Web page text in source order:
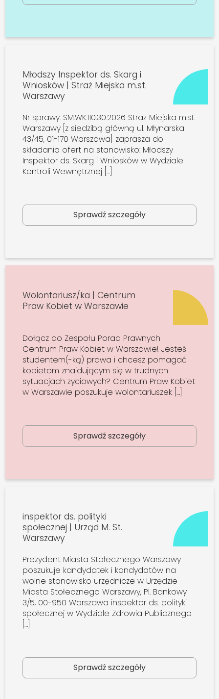
Młodszy Inspektor ds. Skarg i
Wniosków | Straż Miejska m.st.
Warszawy
Nr sprawy: SM.WK.110.30.2026 Straż Miejska m.st.
Warszawy [z siedzibą główną ul. Młynarska
43/45, 01-170 Warszawa] zaprasza do
składania ofert na stanowisko: Młodszy
Inspektor ds. Skarg i Wniosków w Wydziale
Kontroli Wewnętrznej […]
Sprawdź szczegóły
Wolontariusz/ka | Centrum
Praw Kobiet w Warszawie
Dołącz do Zespołu Porad Prawnych
Centrum Praw Kobiet w Warszawie! Jesteś
studentem(-ką) prawa i chcesz pomagać
kobietom znajdującym się w trudnych
sytuacjach życiowych? Centrum Praw Kobiet
w Warszawie poszukuje wolontariuszek […]
Sprawdź szczegóły
inspektor ds. polityki
społecznej | Urząd M. St.
Warszawy
Prezydent Miasta Stołecznego Warszawy
poszukuje kandydatek i kandydatów na
wolne stanowisko urzędnicze w Urzędzie
Miasta Stołecznego Warszawy, Pl. Bankowy
3/5, 00-950 Warszawa inspektor ds. polityki
społecznej w Wydziale Zdrowia Publicznego
[…]
Sprawdź szczegóły